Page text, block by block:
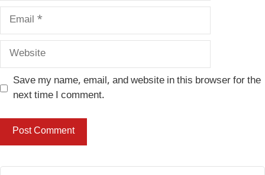
Email
Website
Save my name, email, and website in this browser for the
next time I comment.